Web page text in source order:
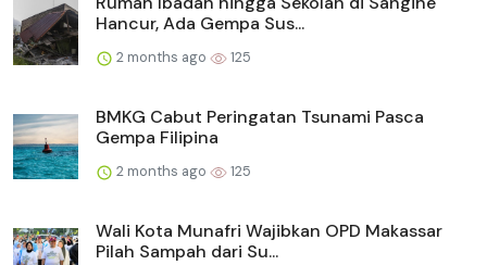
Hancur, Ada Gempa Sus...
2 months ago 125
BMKG Cabut Peringatan Tsunami Pasca
Gempa Filipina
2 months ago 125
Wali Kota Munafri Wajibkan OPD Makassar
Pilah Sampah dari Su...